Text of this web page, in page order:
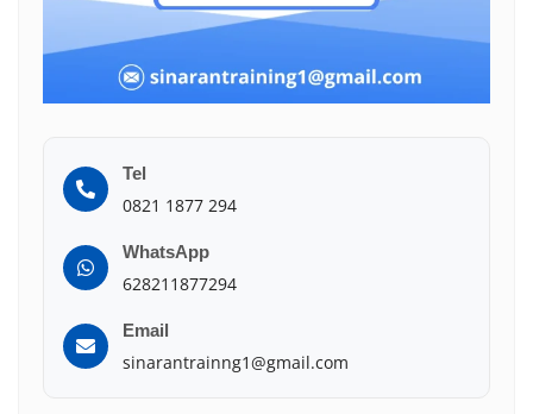
Tel
0821 1877 294
WhatsApp
628211877294
Email
sinarantrainng1@gmail.com